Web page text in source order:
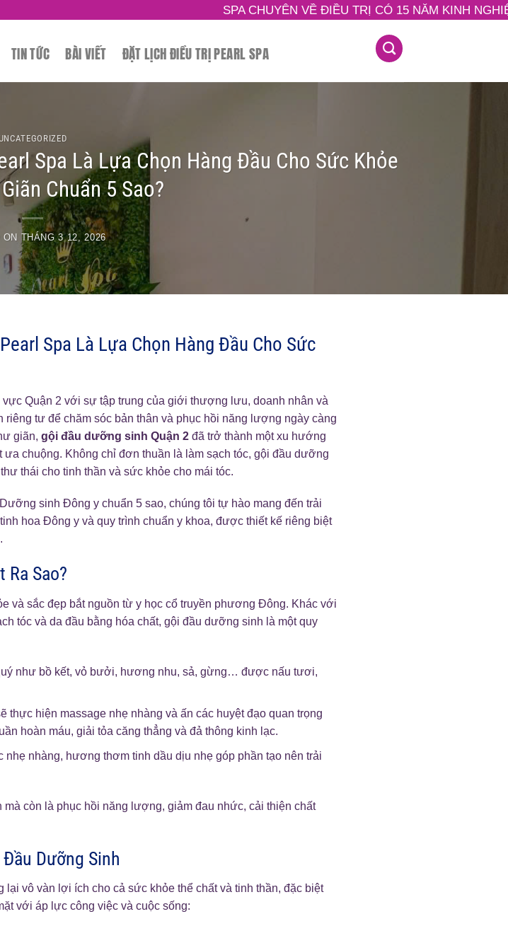
SPA CHUYÊN VỀ ĐIỀU TRỊ CÓ 15 NĂM KINH NGHIỆM
TIN TỨC BÀI VIẾT ĐẶT LỊCH ĐIỀU TRỊ PEARL SPA
UNCATEGORIZED
Spa Là Lựa Chọn Hàng Đầu Cho Sức Khỏe
Chuẩn 5 Sao?
ON THÁNG 3 12, 2026
Spa Là Lựa Chọn Hàng Đầu Cho Sức
Quận 2 với sự tập trung của giới thượng lưu, doanh nhân và
tư để chăm sóc bản thân và phục hồi năng lượng ngày càng
giãn, gội đầu dưỡng sinh Quận 2 đã trở thành một xu hướng
chuộng. Không chỉ đơn thuần là làm sạch tóc, gội đầu dưỡng
thái cho tinh thần và sức khỏe cho mái tóc.
sinh Đông y chuẩn 5 sao, chúng tôi tự hào mang đến trải
hoa Đông y và quy trình chuẩn y khoa, được thiết kế riêng biệt
Ra Sao?
và sắc đẹp bắt nguồn từ y học cổ truyền phương Đông. Khác với
tóc và da đầu bằng hóa chất, gội đầu dưỡng sinh là một quy
như bồ kết, vỏ bưởi, hương nhu, sả, gừng… được nấu tươi,
thực hiện massage nhẹ nhàng và ấn các huyệt đạo quan trọng
hoàn máu, giải tỏa căng thẳng và đả thông kinh lạc.
nhẹ nhàng, hương thơm tinh dầu dịu nhẹ góp phần tạo nên trải
còn là phục hồi năng lượng, giảm đau nhức, cải thiện chất
Dưỡng Sinh
vô vàn lợi ích cho cả sức khỏe thể chất và tinh thần, đặc biệt
với áp lực công việc và cuộc sống: